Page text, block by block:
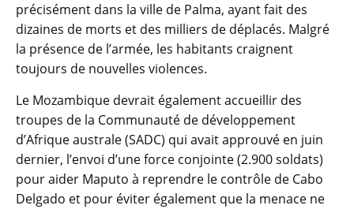
précisément dans la ville de Palma, ayant fait des
dizaines de morts et des milliers de déplacés. Malgré
la présence de l’armée, les habitants craignent
toujours de nouvelles violences.
Le Mozambique devrait également accueillir des
troupes de la Communauté de développement
d’Afrique australe (SADC) qui avait approuvé en juin
dernier, l’envoi d’une force conjointe (2.900 soldats)
pour aider Maputo à reprendre le contrôle de Cabo
Delgado et pour éviter également que la menace ne